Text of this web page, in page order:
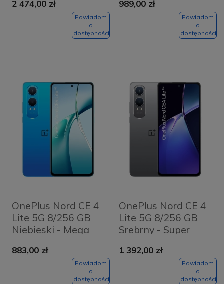
2 474,00 zł
Powiadom
o
dostępności
989,00 zł
Powiadom
o
dostępności
OnePlus Nord CE 4
Lite 5G 8/256 GB
Niebieski - Mega
883,00 zł
Powiadom
o
dostępności
OnePlus Nord CE 4
Lite 5G 8/256 GB
Srebrny - Super
1 392,00 zł
Powiadom
o
dostępności